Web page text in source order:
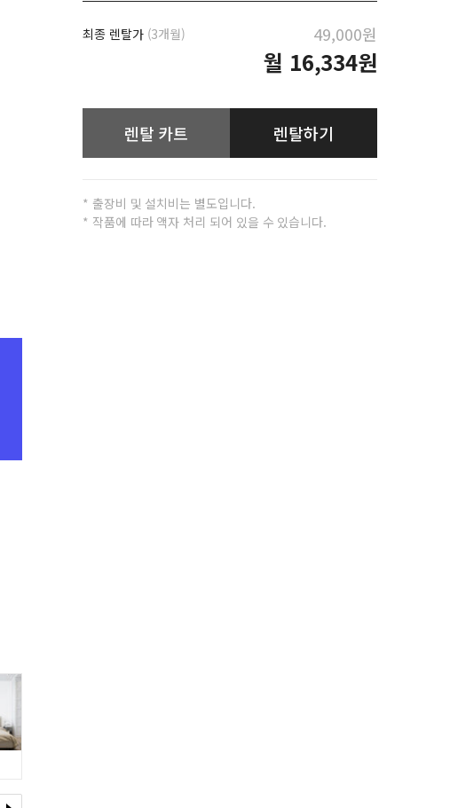
최종 렌탈가(3개월) 49,000원
월 16,334원
렌탈 카트 렌탈하기
* 출장비 및 설치비는 별도입니다.
* 작품에 따라 액자 처리 되어 있을 수 있습니다.